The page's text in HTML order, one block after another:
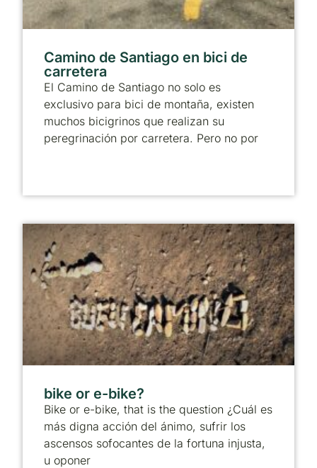
Camino de Santiago en bici de
carretera
El Camino de Santiago no solo es
exclusivo para bici de montaña, existen
muchos bicigrinos que realizan su
peregrinación por carretera. Pero no por
bike or e-bike?
Bike or e-bike, that is the question ¿Cuál es
más digna acción del ánimo, sufrir los
ascensos sofocantes de la fortuna injusta,
u oponer